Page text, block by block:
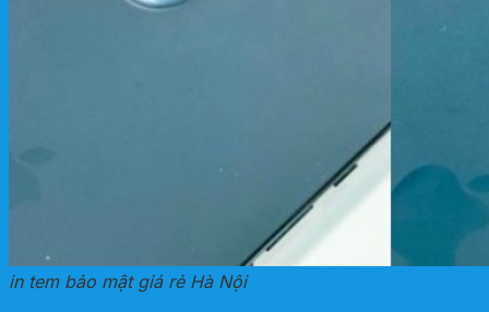
in tem bảo mật giá rẻ Hà Nội